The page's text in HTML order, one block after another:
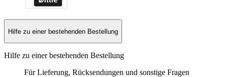
Hilfe zu einer bestehenden Bestellung
Hilfe zu einer bestehenden Bestellung
Für Lieferung, Rücksendungen und sonstige Fragen